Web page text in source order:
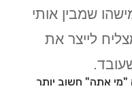
שמבין אותי
לייצר את
"מי אתה" חשוב יותר